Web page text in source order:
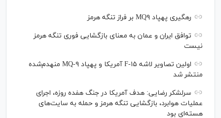
رهگیری پهپاد MQ۹ بر فراز تنگه هرمز
توافق ایران و عمان به معنای بازگشایی فوری تنگه هرمز
نیست
اولین تصاویر لاشه F-۱۵ آمریکا و پهپاد MQ-۹ منهدم‌شده
منتشر شد
سرلشکر رضایی: هدف آمریکا در جنگ هفده روزه، اجرای
عملیات هوابرد، بازگشایی تنگه هرمز و حمله به سایت‌های
هسته‌ای بود